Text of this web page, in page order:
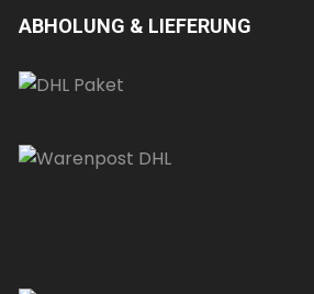
ABHOLUNG & LIEFERUNG